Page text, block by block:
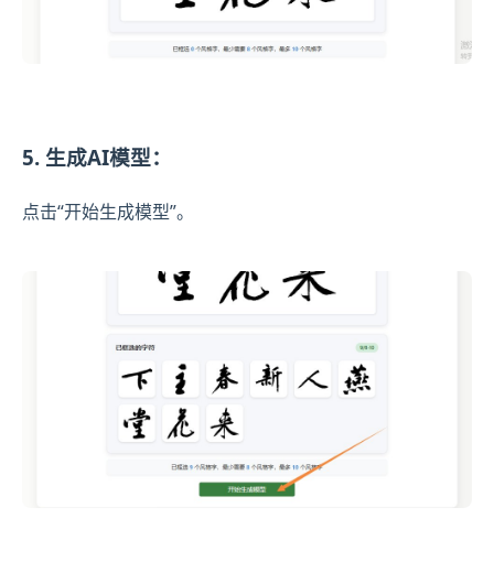
5. 生成AI模型：
点击“开始生成模型”。